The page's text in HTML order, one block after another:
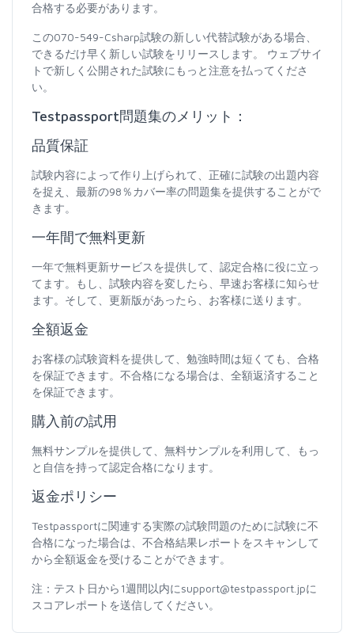
合格する必要があります。
この070-549-Csharp試験の新しい代替試験がある場合、
できるだけ早く新しい試験をリリースします。 ウェブサイ
トで新しく公開された試験にもっと注意を払ってくださ
い。
Testpassport問題集のメリット：
品質保証
試験内容によって作り上げられて、正確に試験の出題内容
を捉え、最新の98％カバー率の問題集を提供することがで
きます。
一年間で無料更新
一年で無料更新サービスを提供して、認定合格に役に立っ
てます。もし、試験内容を変したら、早速お客様に知らせ
ます。そして、更新版があったら、お客様に送ります。
全額返金
お客様の試験資料を提供して、勉強時間は短くても、合格
を保証できます。不合格になる場合は、全額返済すること
を保証できます。
購入前の試用
無料サンプルを提供して、無料サンプルを利用して、もっ
と自信を持って認定合格になります。
返金ポリシー
Testpassportに関連する実際の試験問題のために試験に不
合格になった場合は、不合格結果レポートをスキャンして
から全額返金を受けることができます。
注：テスト日から1週間以内にsupport@testpassport.jpに
スコアレポートを送信してください。